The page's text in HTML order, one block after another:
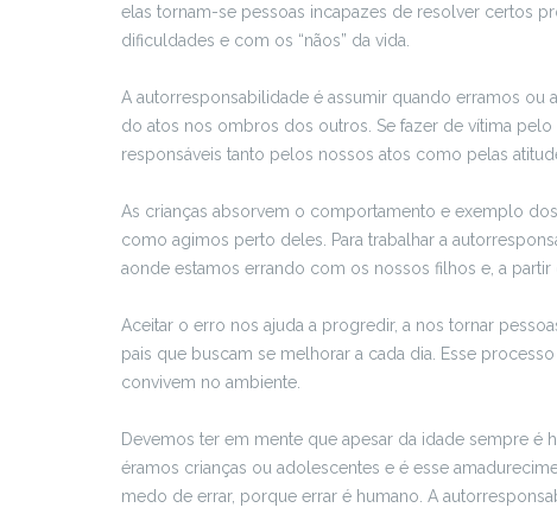
elas tornam-se pessoas incapazes de resolver certos
dificuldades e com os “nãos” da vida.
A autorresponsabilidade é assumir quando erramos
do atos nos ombros dos outros. Se fazer de vítima
responsáveis tanto pelos nossos atos como pelas
As crianças absorvem o comportamento e exemplo
como agimos perto deles. Para trabalhar a
aonde estamos errando com os nossos filhos e, a partir
Aceitar o erro nos ajuda a progredir, a nos tornar
pais que buscam se melhorar a cada dia. Esse
convivem no ambiente.
Devemos ter em mente que apesar da idade sempre é
éramos crianças ou adolescentes e é esse
medo de errar, porque errar é humano. A